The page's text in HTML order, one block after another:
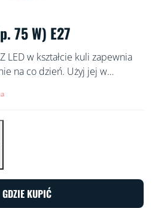
75 W) E27
LED w kształcie kuli zapewnia
na co dzień. Użyj jej w
16 milionów kolorów
włączania i wyłączania świateł
tygodniową rutyną, sterować
smartfona lub głosu, a także
nawet wtedy, gdy jesteś
łączą się istniejącym
dodatkowego sprzętu.
GDZIE KUPIĆ